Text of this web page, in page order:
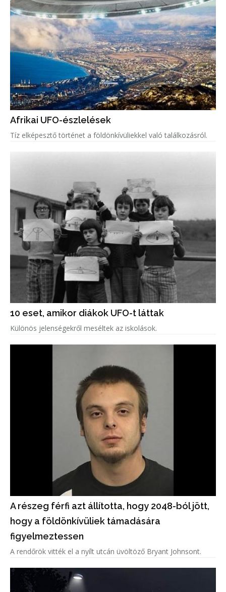
Afrikai UFO-észlelések
Tíz elképesztő történet a földönkívüliekkel való találkozásról.
10 eset, amikor diákok UFO-t láttak
Különös jelenségekről meséltek az iskolások.
A részeg férfi azt állította, hogy 2048-ból jött,
hogy a földönkívüliek támadására
figyelmeztessen
A rendőrök vitték el a nyílt utcán üvöltöző Bryant Johnsont.